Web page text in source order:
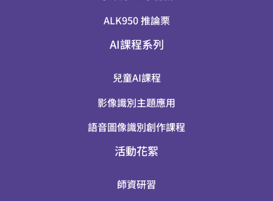
ALK950 推論栗
AI課程系列
兒童AI課程
影像識別主題應用
語音圖像識別創作課程
活動花絮
師資研習